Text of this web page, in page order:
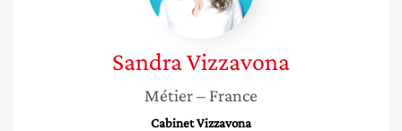
SandraVizzavona
Métier– France
Cabinet Vizzavona